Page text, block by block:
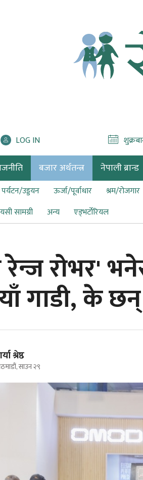
LOG IN
बजार अर्थतन्त्र नेपाली ब्रान्ड
पर्यटन/उड्डयन ऊर्जा/पूर्वाधार श्रम/रोजगार
सामग्री अन्य एड्भर्टोरियल
रेन्ज रोभर'
गाडी, के
श्रेष्ठ
साउन २९